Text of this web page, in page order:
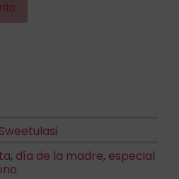
, día de la madre, especial